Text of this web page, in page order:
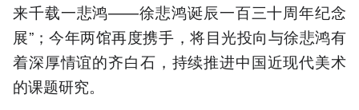
来千载一悲鸿——徐悲鸿诞辰一百三十周年纪念
展”；今年两馆再度携手，将目光投向与徐悲鸿有
着深厚情谊的齐白石，持续推进中国近现代美术
的课题研究。